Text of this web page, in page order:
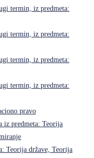
termin, iz predmeta:
termin, iz predmeta:
termin, iz predmeta:
termin, iz predmeta:
pravo
iz predmeta: Teorija
Teorija države, Teorija